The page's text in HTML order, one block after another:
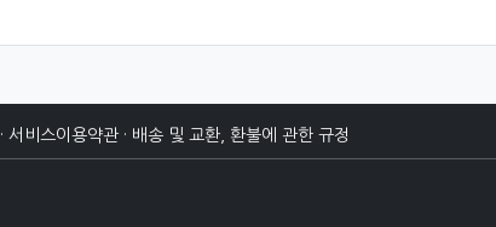
· 서비스이용약관 · 배송 및 교환, 환불에 관한 규정